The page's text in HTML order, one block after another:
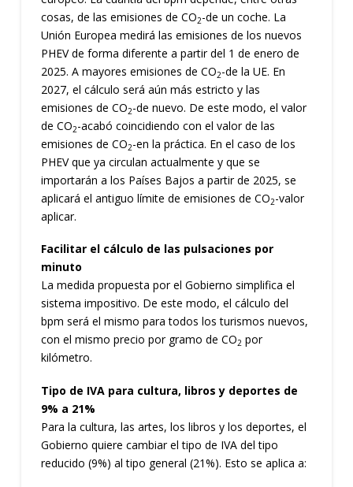
cosas, de las emisiones de CO2-de un coche. La
Unión Europea medirá las emisiones de los nuevos
PHEV de forma diferente a partir del 1 de enero de
2025. A mayores emisiones de CO2-de la UE. En
2027, el cálculo será aún más estricto y las
emisiones de CO2-de nuevo. De este modo, el valor
de CO2-acabó coincidiendo con el valor de las
emisiones de CO2-en la práctica. En el caso de los
PHEV que ya circulan actualmente y que se
importarán a los Países Bajos a partir de 2025, se
aplicará el antiguo límite de emisiones de CO2-valor
aplicar.
Facilitar el cálculo de las pulsaciones por
minuto
La medida propuesta por el Gobierno simplifica el
sistema impositivo. De este modo, el cálculo del
bpm será el mismo para todos los turismos nuevos,
con el mismo precio por gramo de CO2 por
kilómetro.
Tipo de IVA para cultura, libros y deportes de
9% a 21%
Para la cultura, las artes, los libros y los deportes, el
Gobierno quiere cambiar el tipo de IVA del tipo
reducido (9%) al tipo general (21%). Esto se aplica a: